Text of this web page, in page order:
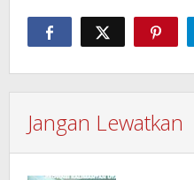
Jangan Lewatkan